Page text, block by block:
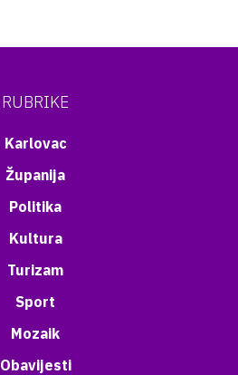
RUBRIKE
Karlovac
Županija
Politika
Kultura
Turizam
Sport
Mozaik
Obavijesti